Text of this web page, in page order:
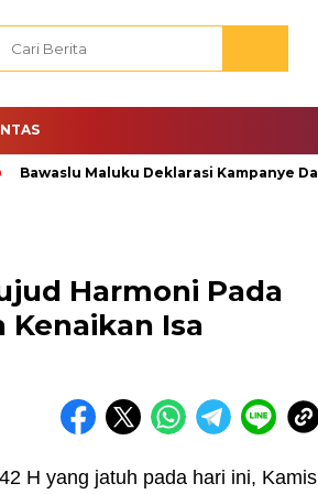
Maluku Deklarasi Kampanye Damai.
Harmoni Pada
Isa
H yang jatuh pada hari ini, Kamis